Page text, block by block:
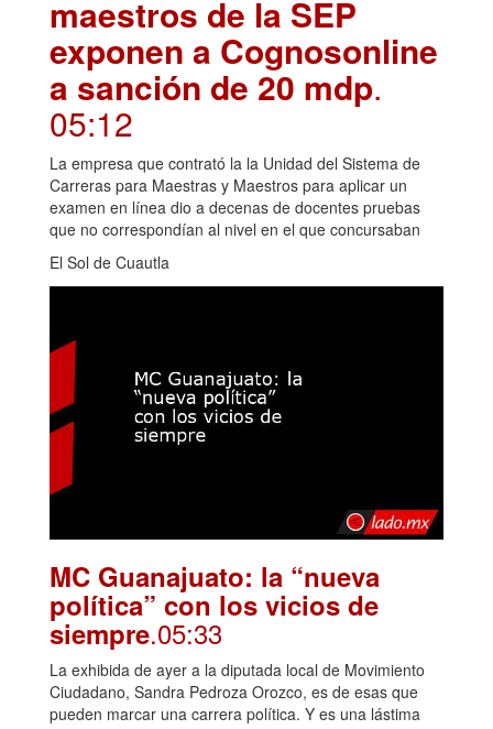
maestros de la SEP
exponen a Cognosonline
a sanción de 20 mdp.
05:12
La empresa que contrató la la Unidad del Sistema de
Carreras para Maestras y Maestros para aplicar un
examen en línea dio a decenas de docentes pruebas
que no correspondían al nivel en el que concursaban
El Sol de Cuautla
MC Guanajuato: la “nueva
política” con los vicios de
siempre.05:33
La exhibida de ayer a la diputada local de Movimiento
Ciudadano, Sandra Pedroza Orozco, es de esas que
pueden marcar una carrera política. Y es una lástima